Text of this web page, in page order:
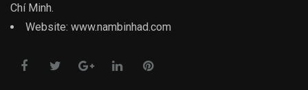
Chí Minh.
Website: www.nambinhad.com